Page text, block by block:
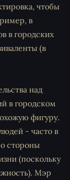
чтобы
в
в городских
(в
над
в городском
фигуру.
- часто в
стороны
(поскольку
Мэр